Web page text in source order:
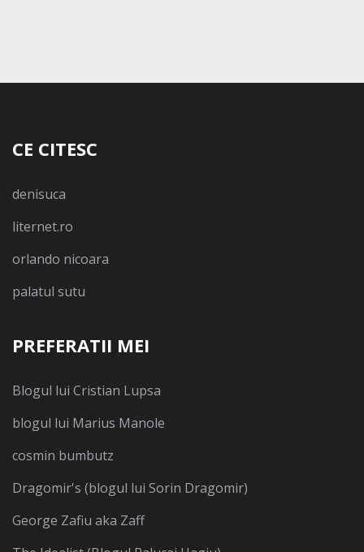
CE CITESC
denisuca
liternet.ro
orlando nicoara
palatul sutu
PREFERATII MEI
Blogul lui Cristian Lupsa
blogul lui Marius Manole
cosmin bumbutz
Dragomir's (blogul lui Sorin Dragomir)
George Zafiu aka Zaff